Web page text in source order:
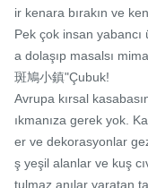
ir kenara bırakın ve
Pek çok insan yabancı
a dolaşıp masalsı
斑鳩小鎮"Çubuk!
Avrupa kırsal
ıkmanıza gerek yok.
er ve dekorasyonlar
ş yeşil alanlar ve kuş
tulmaz anılar yaratan